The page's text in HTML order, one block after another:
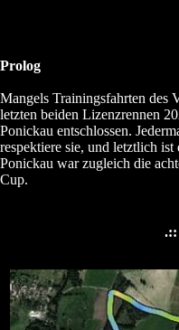
Prolog
Mangels Trainingsfahrten des
letzten beiden Lizenzrennen
Ponickau entschlossen.
respektiere sie, und letztlich
Ponickau war zugleich die
Cup.